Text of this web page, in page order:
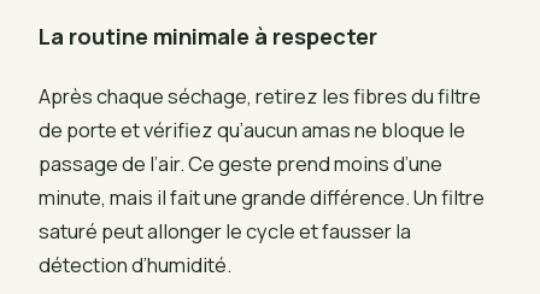
La routine minimale à respecter
Après chaque séchage, retirez les fibres du filtre
de porte et vérifiez qu’aucun amas ne bloque le
passage de l’air. Ce geste prend moins d’une
minute, mais il fait une grande différence. Un filtre
saturé peut allonger le cycle et fausser la
détection d’humidité.